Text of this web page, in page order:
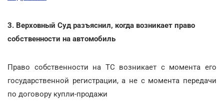
3. Верховный Суд разъяснил, когда возникает право
собственности на автомобиль
Право собственности на ТС возникает с момента его
государственной регистрации, а не с момента передачи
по договору купли-продажи